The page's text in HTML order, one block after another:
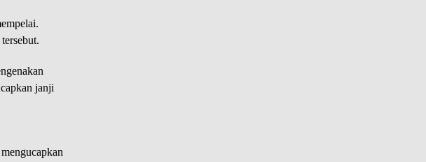
janji